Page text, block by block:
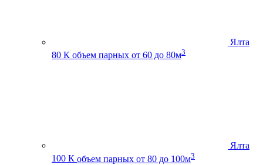
Ялта
80 К объем парных от 60 до 80м3
Ялта
100 К объем парных от 80 до 100м3